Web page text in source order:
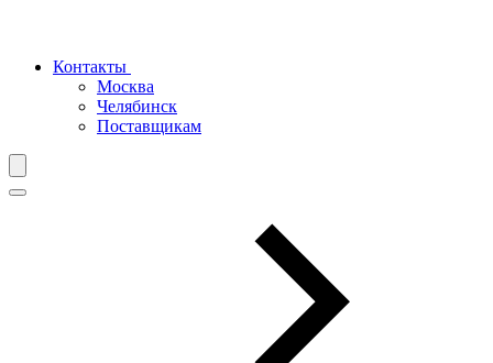
Контакты
Москва
Челябинск
Поставщикам